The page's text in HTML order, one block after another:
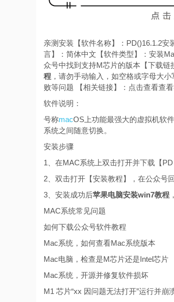
亲测安装【软件名称】：PD()16.1.2安
言】：简体中文【软件类型】：安装
众号中找到支持M芯片的版本【下载
程 ，请勿手动输入，如空格或字母大
败等问题 【相关链接】：点击查看查看
软件说明：
号称macOS上功能最强大的虚拟机软
系统之间随意切换。
安装步骤
1、在MAC系统上双击打开并下载【PD
2、双击打开【安装教程】，在公众号
3、安装成功后苹果电脑安装win7教程
MAC系统常见问题
如何下载公众号软件教程
Mac系统，如何查看Mac系统版本
Mac电脑，检查是M芯片还是Intel芯片
Mac系统，开源并修复软件损坏
M1 芯片“xx 因问题无法打开”运行并崩